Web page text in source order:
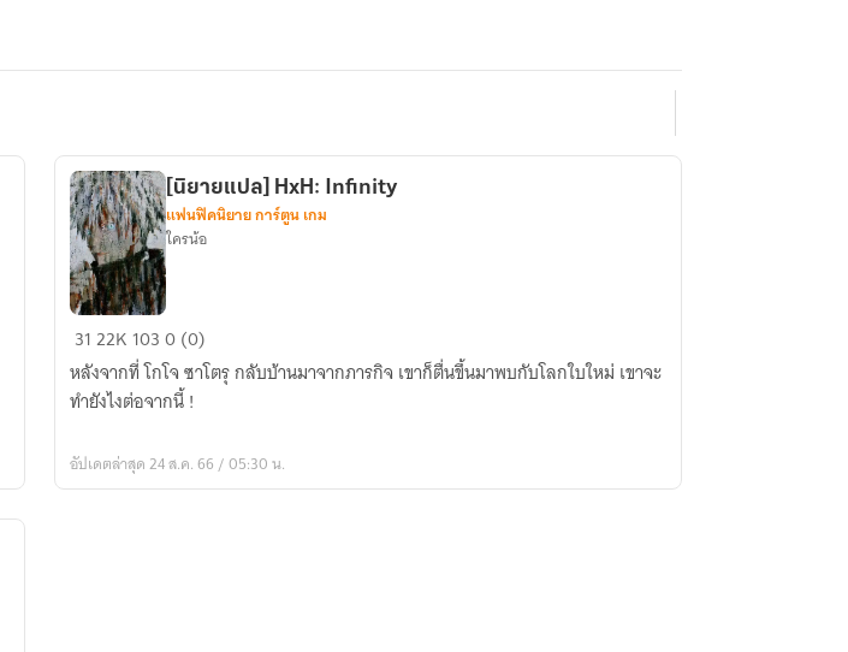
[นิยาย
แปล]
HxH:
Infinity
[นิยายแปล] HxH: Infinity
แฟนฟิคนิยาย การ์ตูน เกม
ใครน้อ
3122K 1030 (0)
หลังจากที่ โกโจ ซาโตรุ กลับบ้านมาจากภารกิจ เขาก็ตื่นขึ้นมาพบกับโลกใบใหม่ เขาจะ
ทำยังไงต่อจากนี้ !
อัปเดตล่าสุด 24 ส.ค. 66 / 05:30 น.